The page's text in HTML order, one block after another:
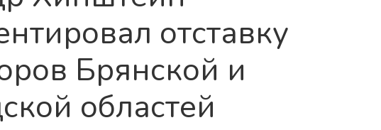
отставку
Брянской и
областей